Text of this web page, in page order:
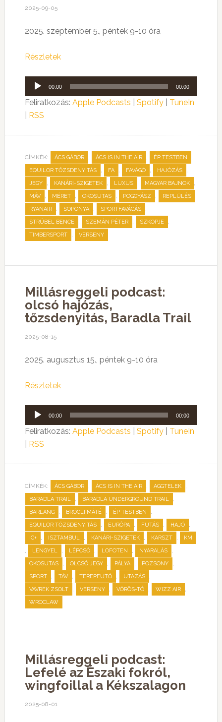
2025-09-05
2025. szeptember 5., péntek 9-10 óra
Részletek
Audió
lejátszó
00:00 00:00
Feliratkozás: Apple Podcasts Spotify| TuneIn
RSS
CÍMKÉK: ÁCS GÁBOR , ÁCS IS IN THE AIR , ÉP TESTBEN ,
EQUILOR TŐZSDENYITÁS , FA , FAVÁGÓ , HAJÓZÁS ,
JEGY , KANÁRI-SZIGETEK , LUXUS , MAGYAR BAJNOK ,
MÁV , MÉRET , OKOSUTAS , POGGYÁSZ , REPLÜLÉS ,
RYANAIR , SOPONYA , SPORTFAVÁGÁS ,
STRÚBEL BENCE , SZEMÁN PÉTER , SZKOPJE ,
TIMBERSPORT , VERSENY
Millásreggeli podcast:
olcsó hajózás,
tőzsdenyitás, Baradla Trail
2025-08-15
2025. augusztus 15., péntek 9-10 óra
Részletek
Audió
lejátszó
00:00 00:00
Feliratkozás: Apple Podcasts Spotify| TuneIn
RSS
CÍMKÉK: ÁCS GÁBOR , ÁCS IS IN THE AIR , AGGTELEK ,
BARADLA TRAIL , BARADLA UNDERGROUND TRAIL ,
BARLANG , BRÓGLI MÁTÉ , ÉP TESTBEN ,
EQUILOR TŐZSDENYITÁS , EURÓPA , FUTÁS , HAJÓ ,
IC+ , ISZTAMBUL , KANÁRI-SZIGETEK , KARSZT , KM
, LENGYEL , LÉPCSŐ , LOFOTEN , NYARALÁS ,
OKOSUTAS , OLCSÓ JEGY , PÁLYA , POZSONY ,
SPORT , TÁV , TEREPFUTÓ , UTAZÁS ,
VAVREK ZSOLT , VERSENY , VÖRÖS-TÓ , WIZZ AIR ,
WROCLAW
Millásreggeli podcast:
Lefelé az Északi fokról,
wingfoillal a Kékszalagon
2025-08-01